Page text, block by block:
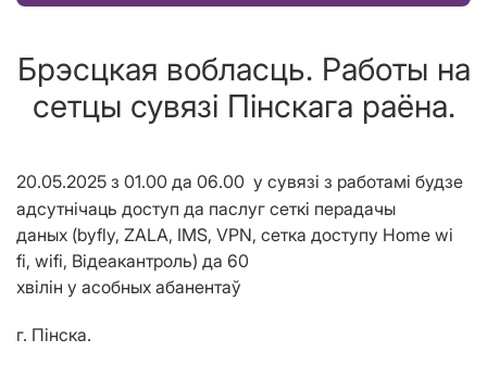
Брэсцкая вобласць. Работы на
сетцы сувязі Пінскага раёна.
20.05.2025 з 01.00 да 06.00 у сувязі з работамі будзе
адсутнічаць доступ да паслуг сеткі перадачы
даных (byfly, ZALA, IMS, VPN, сетка доступу Home wi
fi, wifi, Вiдеакантроль) да 60
хвілін у асобных абанентаў
г. Пінска.